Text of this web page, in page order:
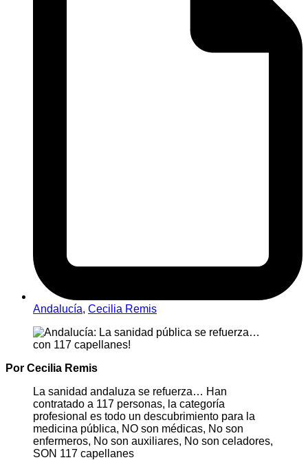
Andalucía, Cecilia Remis
Por Cecilia Remis
La sanidad andaluza se refuerza… Han
contratado a 117 personas, la categoría
profesional es todo un descubrimiento para la
medicina pública, NO son médicas, No son
enfermeros, No son auxiliares, No son celadores,
SON 117 capellanes